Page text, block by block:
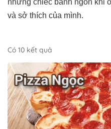
những chiếc bánh ngon khi
và sở thích của mình.
Có 10 kết quả